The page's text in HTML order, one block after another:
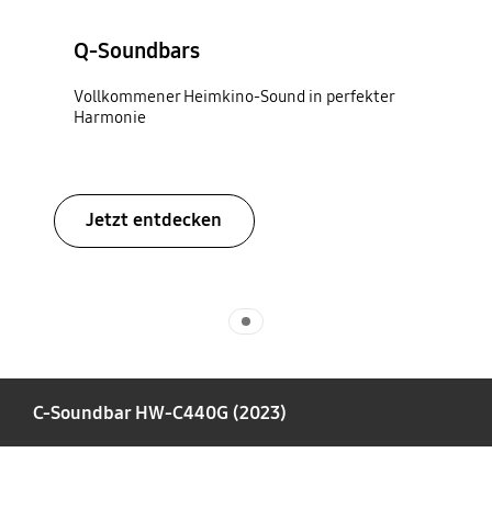
Q-Soundbars
Vollkommener Heimkino-Sound in perfekter
Harmonie
Jetzt entdecken
C-Soundbar HW-C440G (2023)